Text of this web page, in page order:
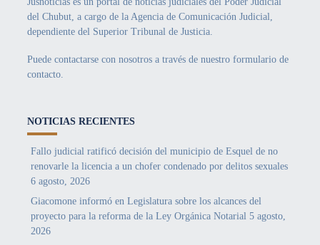
del Chubut, a cargo de la Agencia de Comunicación Judicial,
dependiente del Superior Tribunal de Justicia.
Puede contactarse con nosotros a través de nuestro formulario de
contacto
NOTICIAS RECIENTES
Fallo judicial ratificó decisión del municipio de Esquel de no
renovarle la licencia a un chofer condenado por delitos sexuales
6 agosto, 2026
Giacomone informó en Legislatura sobre los alcances del
proyecto para la reforma de la Ley Orgánica Notarial 5 agosto,
2026